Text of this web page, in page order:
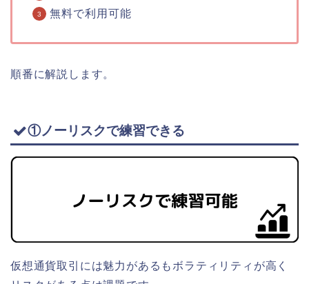
無料で利用可能
順番に解説します。
①ノーリスクで練習できる
仮想通貨取引には魅力があるもボラティリティが高く